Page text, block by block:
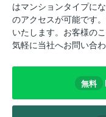
はマンションタイプに
のアクセスが可能です
いたします。お客様の
気軽に当社へお問い合わ
無料